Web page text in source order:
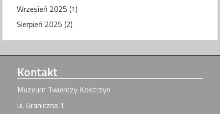
Wrzesień 2025 (1)
Sierpień 2025 (2)
Kontakt
Muzeum Twierdzy Kostrzyn
ul. Graniczna 1